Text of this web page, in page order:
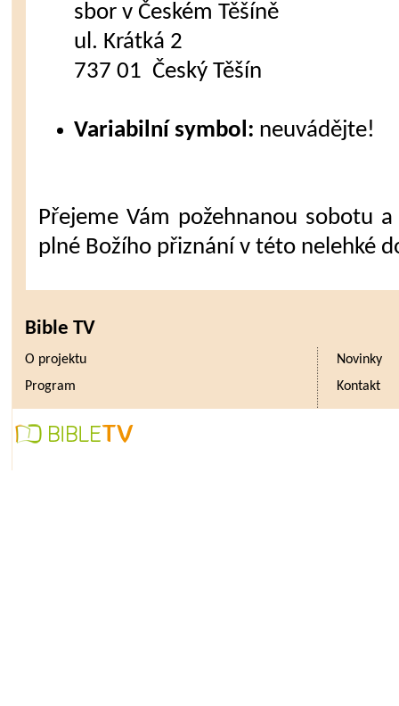
sbor v Českém Těšíně
ul. Krátká 2
737 01 Český Těšín
Variabilní symbol: neuvádějte!
Přejeme Vám požehnanou sobotu
plné Božího přiznání v této nelehké
Bible TV
O projektu
Novinky
Program
Kontakt